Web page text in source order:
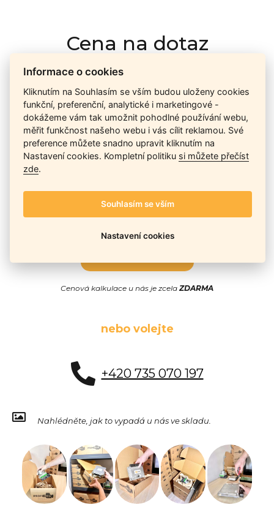
Cena na dotaz
Ceny závisí na množství kusů skladem, dostupnosti náhrad,
výkonnosti a atypičnosti daného modelu. Pokusíme se
nabídnout
aktuálně nejlepší cenu
, a Vy si vyberete, co je pro
Vás nejvýhodnější.
Telefon / Email
Cenová kalkulace u nás je zcelaZDARMA
nebo volejte
+420 735 070 197
Nahlédněte, jak to vypadá u nás ve skladu.
Informace o cookies
Kliknutím na Souhlasím se vším budou uloženy cookies
funkční, preferenční, analytické i marketingové -
dokážeme vám tak umožnit pohodlné používání webu,
měřit funkčnost našeho webu i vás cílit reklamou. Své
preference můžete snadno upravit kliknutím na
Nastavení cookies. Kompletní politiku si můžete přečíst
zde.
Souhlasím se vším
Nastavení cookies